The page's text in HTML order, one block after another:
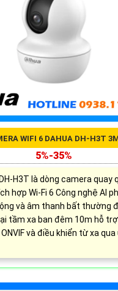
WIFI 6 DAHUA DH-H3T
5%-35%
H3T là dòng camera quay
hợp Wi-Fi 6 Công nghệ AI
và âm thanh bất thường
tầm xa ban đêm 10m hỗ
và điều khiển từ xa